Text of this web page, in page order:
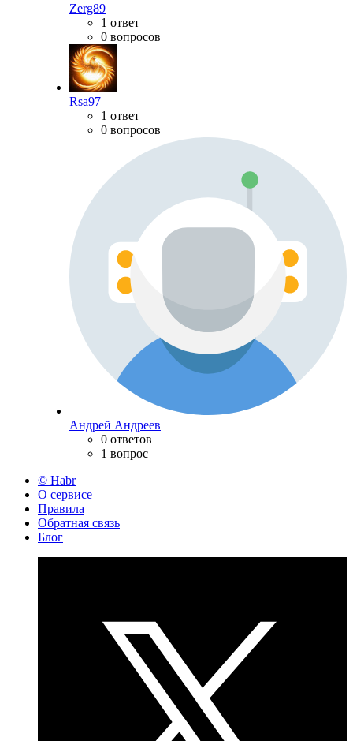
Zerg89
1 ответ
0 вопросов
Rsa97
1 ответ
0 вопросов
Андрей Андреев
0 ответов
1 вопрос
© Habr
О сервисе
Правила
Обратная связь
Блог